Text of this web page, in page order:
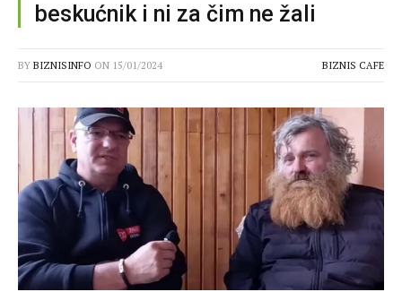
beskućnik i ni za čim ne žali
BY BIZNISINFO ON 15/01/2024 BIZNIS CAFE